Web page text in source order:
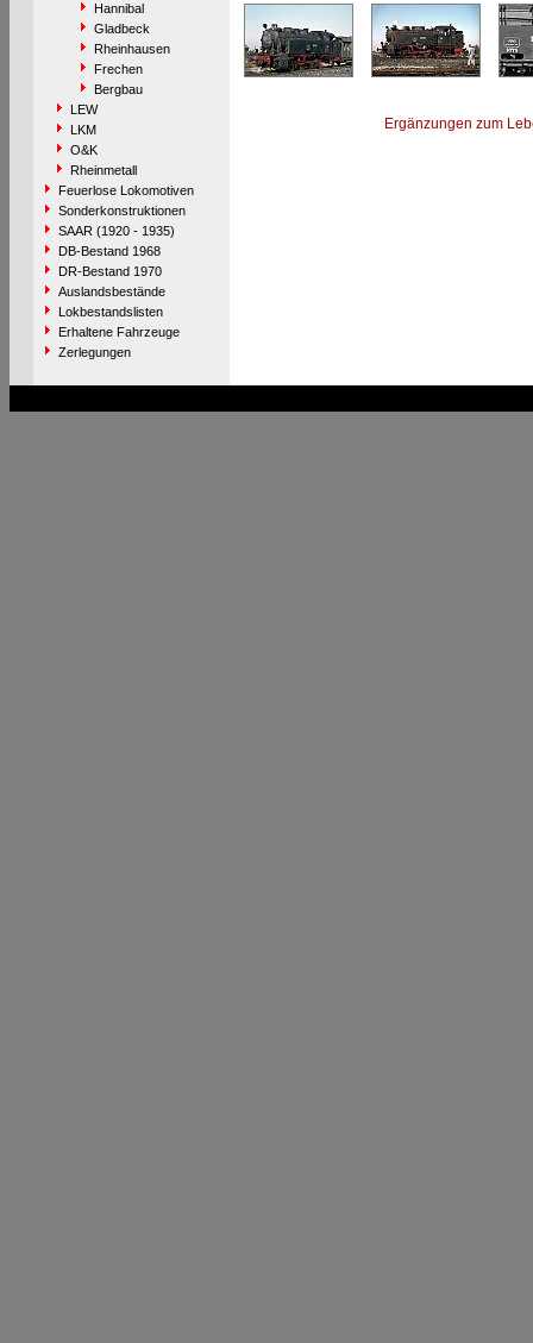
Hannibal
Gladbeck
Rheinhausen
Frechen
Bergbau
LEW
LKM
O&K
Rheinmetall
Feuerlose Lokomotiven
Sonderkonstruktionen
SAAR (1920 - 1935)
DB-Bestand 1968
DR-Bestand 1970
Auslandsbestände
Lokbestandslisten
Erhaltene Fahrzeuge
Zerlegungen
Ergänzungen zum